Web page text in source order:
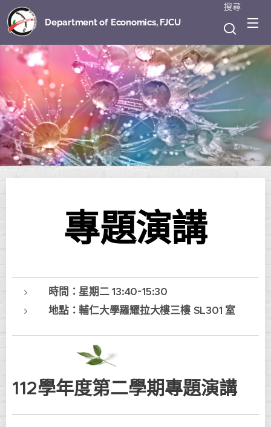
Department of Economics, FJCU
搜尋
專題演講
時間：星期二 13:40~15:30
地點：輔仁大學羅耀拉大樓三樓 SL301 室
112學年度第二學期專題演講